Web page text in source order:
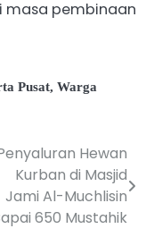
masa pembinaan
Pusat, Warga
Hewan
Kurban di Masjid
Jami Al-Muchlisin
650 Mustahik